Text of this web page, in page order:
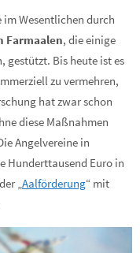
Wesentlichen durch
Farmaalen, die einige
gestützt. Bis heute ist es
zu vermehren,
hat zwar schon
diese Maßnahmen
Angelvereine in
Hunderttausend Euro in
„Aalförderung“ mit